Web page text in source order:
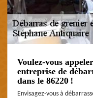
Voulez-vous
entreprise de
dans le 86220 !
Envisagez-vous à